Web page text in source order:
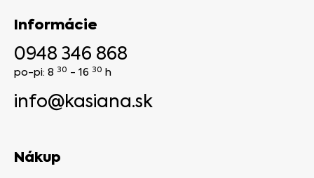
Informácie
0948 346 868
po-pi: 8 30 - 16 30 h
info@kasiana.sk
Nákup